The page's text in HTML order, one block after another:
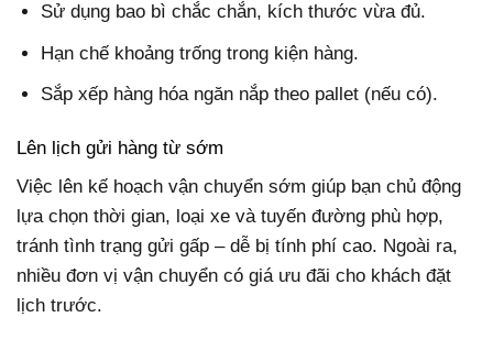
Sử dụng bao bì chắc chắn, kích thước vừa đủ.
Hạn chế khoảng trống trong kiện hàng.
Sắp xếp hàng hóa ngăn nắp theo pallet (nếu có).
Lên lịch gửi hàng từ sớm
Việc lên kế hoạch vận chuyển sớm giúp bạn chủ động
lựa chọn thời gian, loại xe và tuyến đường phù hợp,
tránh tình trạng gửi gấp – dễ bị tính phí cao. Ngoài ra,
nhiều đơn vị vận chuyển có giá ưu đãi cho khách đặt
lịch trước.